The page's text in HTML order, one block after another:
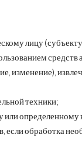
лицу
средств
изменение),
техники;
или определенному
обработка